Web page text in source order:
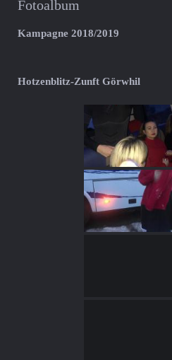
Fotoalbum
Kampagne 2018/2019
Hotzenblitz-Zunft Görwhil